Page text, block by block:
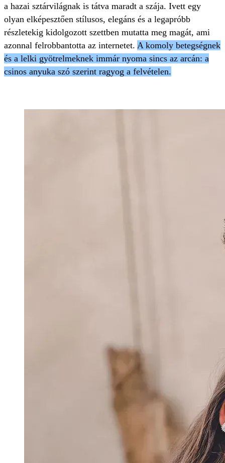
a hazai sztárvilágnak is tátva maradt a szája. Ivett egy
olyan elképesztően stílusos, elegáns és a legapróbb
részletekig kidolgozott szettben mutatta meg magát, ami
azonnal felrobbantotta az internetet. A komoly betegségnek
és a lelki gyötrelmeknek immár nyoma sincs az arcán: a
csinos anyuka szó szerint ragyog a felvételen.